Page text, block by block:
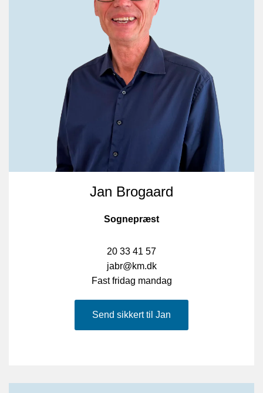
Jan Brogaard
Sognepræst
20 33 41 57
jabr@km.dk
Fast fridag mandag
Send sikkert til Jan